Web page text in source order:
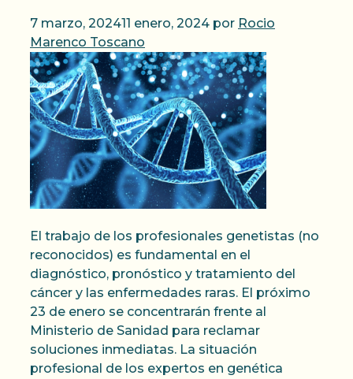
7 marzo, 202411 enero, 2024 por Rocio
Marenco Toscano
El trabajo de los profesionales genetistas (no
reconocidos) es fundamental en el
diagnóstico, pronóstico y tratamiento del
cáncer y las enfermedades raras. El próximo
23 de enero se concentrarán frente al
Ministerio de Sanidad para reclamar
soluciones inmediatas. La situación
profesional de los expertos en genética